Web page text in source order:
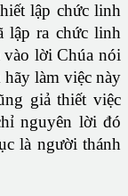
lập chức linh
lập ra chức linh
vào lời Chúa nói
làm việc này
giả thiết việc
nguyên lời đó
là người thánh